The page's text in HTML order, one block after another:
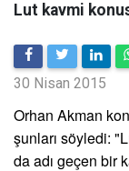
Lut kavmi
30 Nisan 2015
Orhan Akman
şunları söyledi:
da adı geçen bir